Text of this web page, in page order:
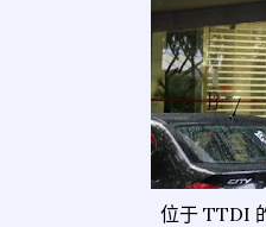
位于 TTDI